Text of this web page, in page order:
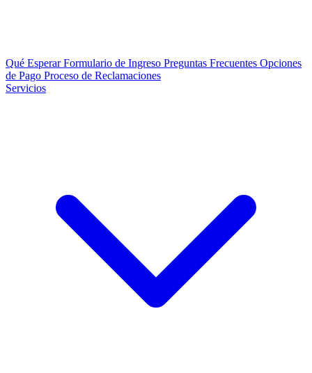
Qué EsperarFormulario de Ingreso Preguntas Frecuentes Opciones
de Pago Proceso de Reclamaciones
Servicios